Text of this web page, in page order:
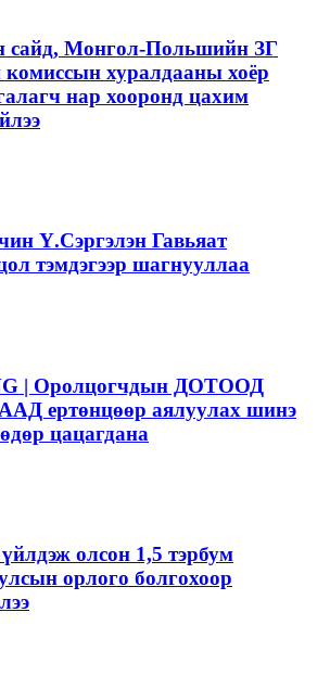
Монгол-Польшийн ЗГ
хуралдааны хоёр
нар хооронд цахим
Ү.Сэргэлэн Гавьяат
тэмдэгээр шагнууллаа
| Оролцогчдын ДОТООД
ертөнцөөр аялуулах шинэ
цацагдана
олсон 1,5 тэрбум
орлого болгохоор